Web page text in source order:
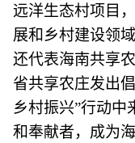
远洋生态村项目
展和乡村建设领
还代表海南共享
省共享农庄发出
乡村振兴”行动中
和奉献者，成为